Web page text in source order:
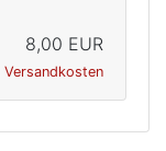
8,00 EUR
Versandkosten